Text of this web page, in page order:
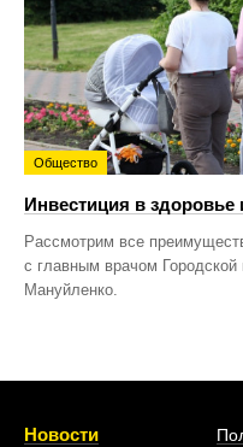
Общество
Инвестиция в здоровье
Рассмотрим все
с главным врачом
Мануйленко.
Новости